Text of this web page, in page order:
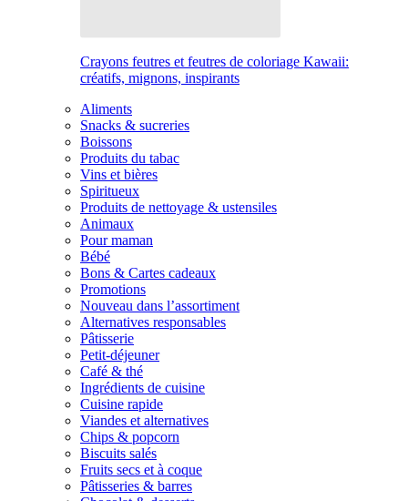
Crayons feutres et feutres de coloriage Kawaii:
créatifs, mignons, inspirants
Aliments
Snacks & sucreries
Boissons
Produits du tabac
Vins et bières
Spiritueux
Produits de nettoyage & ustensiles
Animaux
Pour maman
Bébé
Bons & Cartes cadeaux
Promotions
Nouveau dans l’assortiment
Alternatives responsables
Pâtisserie
Petit-déjeuner
Café & thé
Ingrédients de cuisine
Cuisine rapide
Viandes et alternatives
Chips & popcorn
Biscuits salés
Fruits secs et à coque
Pâtisseries & barres